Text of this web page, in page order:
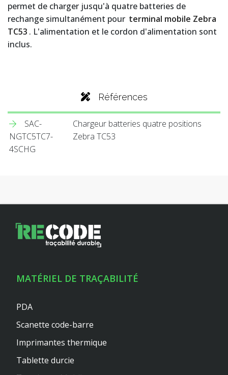
permet de charger jusqu'à quatre batteries de
rechange simultanément pour terminal mobile Zebra
TC53 . L'alimentation et le cordon d'alimentation sont
inclus.
Références
SAC-
NGTC5TC7-
4SCHG
Chargeur batteries quatre positions
Zebra TC53
MATÉRIEL DE TRAÇABILITÉ
PDA
Scanette code-barre
Imprimantes thermique
Tablette durcie